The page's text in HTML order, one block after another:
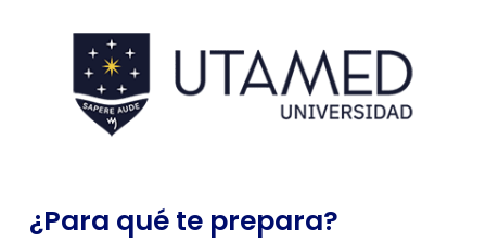
¿Para qué te prepara?